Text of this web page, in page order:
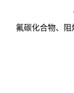
氟碳化合物、阻